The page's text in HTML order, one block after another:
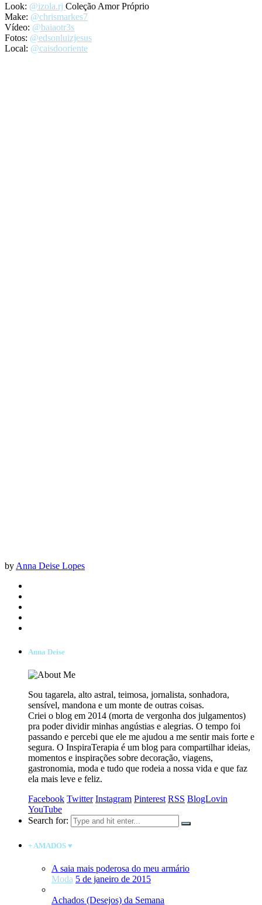
Look: @izola.rj Coleção Amor Próprio
Make: @chrismarkes7
Vídeo: @baiaotr3s
Fotos: @edsonluizjesus
Local: @caisdooriente
by Anna Deise Lopes
Anna Deise
Sou tagarela, alto astral, teimosa, jornalista, sonhadora,
sensível, mandona e um monte de outras coisas.
Criei o blog em 2014 (morta de vergonha dos julgamentos)
pra poder dividir minhas angústias e alegrias. O tempo foi
passando e percebi que ele me ajudou a me sentir mais forte e
segura. O InspiraTerapia é um blog para compartilhar ideias,
momentos e inspirações sobre decoração, viagens,
gastronomia, moda e tudo que rodeia a nossa vida e que faz
ela mais leve e feliz.
Facebook Twitter Instagram Pinterest RSS BlogLovin
YouTube
Search for:
+ AMADOS ♥
A saia mais poderosa do meu armário
Moda 5 de janeiro de 2015
Achados (Desejos) da Semana